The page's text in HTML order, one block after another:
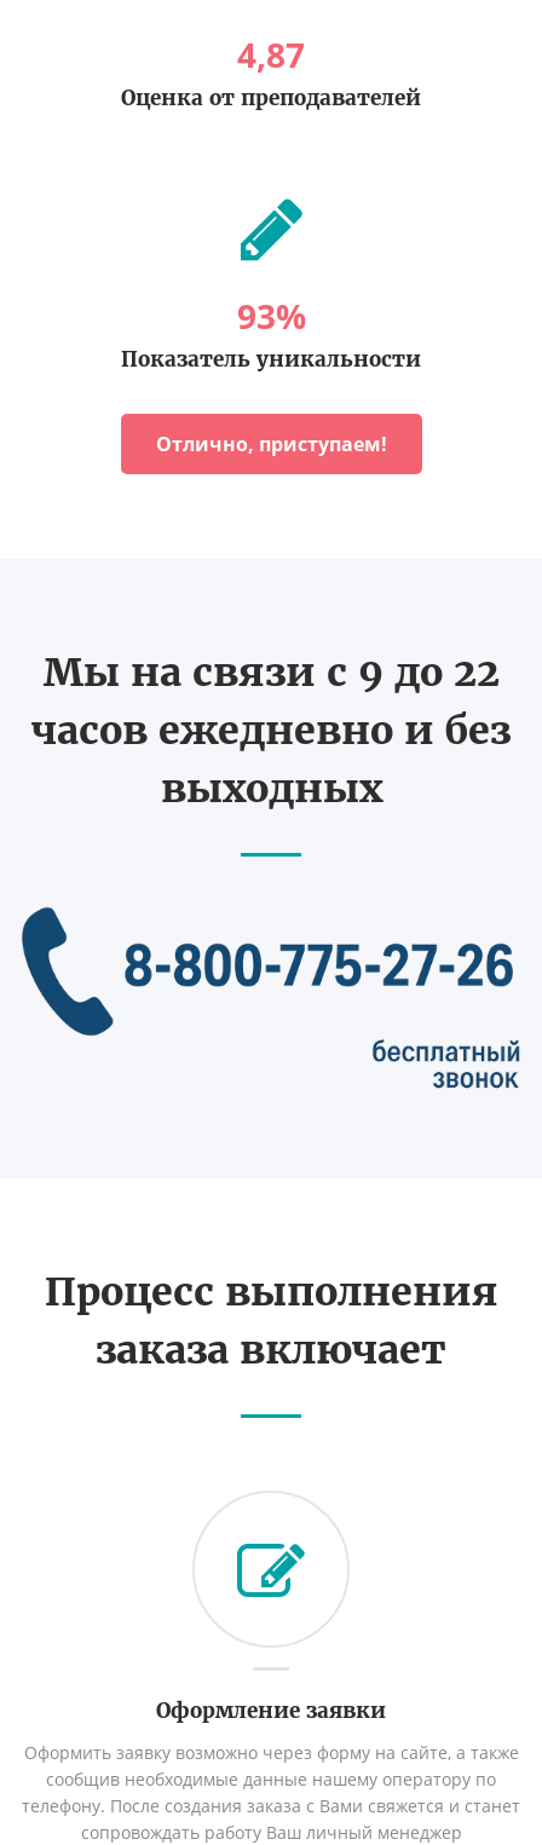
4,87
Оценка от преподавателей
93%
Показатель уникальности
Отлично, приступаем!
Мы на связи с 9 до 22
часов ежедневно и без
выходных
Процесс выполнения
заказа включает
Оформление заявки
Оформить заявку возможно через форму на сайте, а также
сообщив необходимые данные нашему оператору по
телефону. После создания заказа с Вами свяжется и станет
сопровождать работу Ваш личный менеджер